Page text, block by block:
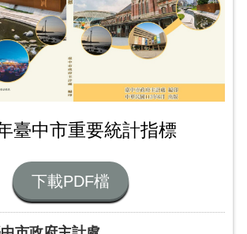
臺中市重要統計指標
下載PDF檔